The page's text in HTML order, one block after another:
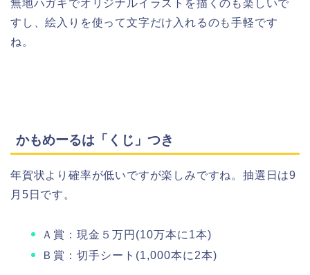
無地ハガキでオリジナルイラストを描くのも楽しいで
すし、絵入りを使って文字だけ入れるのも手軽です
ね。
かもめーるは「くじ」つき
年賀状より確率が低いですが楽しみですね。抽選日は9
月5日です。
Ａ賞：現金５万円(10万本に1本)
Ｂ賞：切手シート(1,000本に2本)